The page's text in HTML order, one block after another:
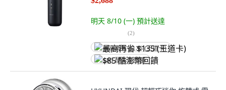
明天 8/10 (一) 預計送達
(2)
最高再省 $135 (王道卡)
$85 酷澎幣回饋